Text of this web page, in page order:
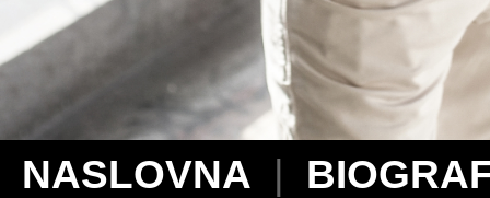
NASLOVNA |